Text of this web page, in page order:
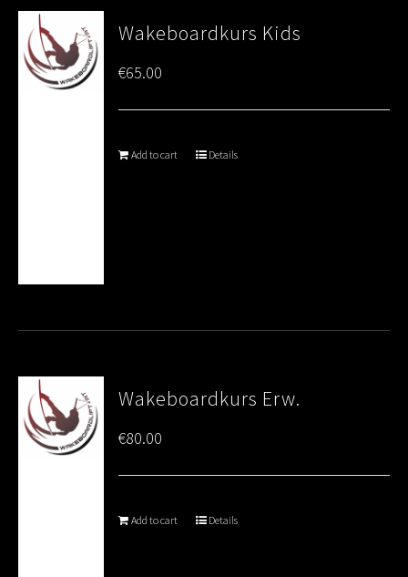
Wakeboardkurs Kids
€65.00
Add to cart Details
Wakeboardkurs Erw.
€80.00
Add to cart Details